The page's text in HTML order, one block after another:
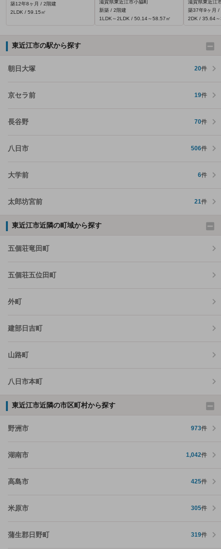
築12年8ヶ月 / 2階建
2LDK / 59.15㎡
滋賀県東近江市小脇町
新築 / 2階建
1LDK～2LDK / 50.14～58.57㎡
滋賀県東近江
築37年9ヶ月 /
2DK / 35.64
東近江市の駅から探す
朝日大塚 20件
京セラ前 19件
長谷野 70件
八日市 506件
大学前 6件
太郎坊宮前 21件
東近江市近隣の町域から探す
五個荘竜田町
五個荘五位田町
外町
建部日吉町
山路町
八日市本町
東近江市近隣の市区町村から探す
野洲市 973件
湖南市 1,042件
高島市 425件
米原市 305件
蒲生郡日野町 319件